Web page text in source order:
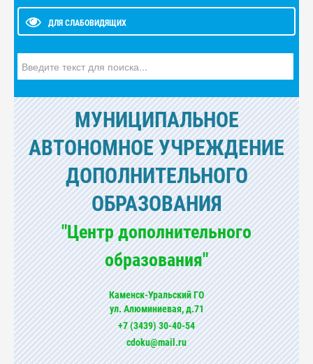
ДЛЯ СЛАБОВИДЯЩИХ
МУНИЦИПАЛЬНОЕ
АВТОНОМНОЕ УЧРЕЖДЕНИЕ
ДОПОЛНИТЕЛЬНОГО
ОБРАЗОВАНИЯ
"Центр дополнительного
образования"
Каменск-Уральский ГО
ул. Алюминиевая, д.71
+7 (3439) 30-40-54
cdoku@mail.ru